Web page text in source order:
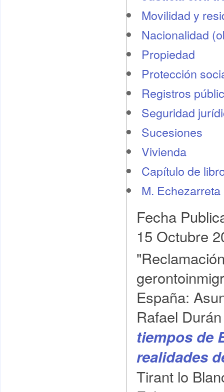
Movilidad y
Nacionalidad
Propiedad
Protección
Registros
Seguridad
Sucesiones
Vivienda
Capítulo de
M. Echezarreta
Fecha
15 Octubre
España:
Rafael
tiempos de
realidades
Tirant lo